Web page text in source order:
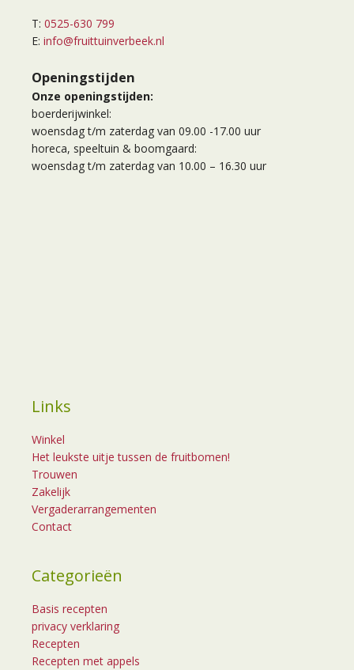
T: 0525-630 799
E: info@fruittuinverbeek.nl
Openingstijden
Onze openingstijden:
boerderijwinkel:
woensdag t/m zaterdag van 09.00 -17.00 uur
horeca, speeltuin & boomgaard:
woensdag t/m zaterdag van 10.00 – 16.30 uur
Links
Winkel
Het leukste uitje tussen de fruitbomen!
Trouwen
Zakelijk
Vergaderarrangementen
Contact
Categorieën
Basis recepten
privacy verklaring
Recepten
Recepten met appels